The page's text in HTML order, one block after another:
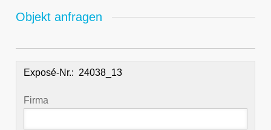
Objekt anfragen
Exposé-Nr.:
Firma